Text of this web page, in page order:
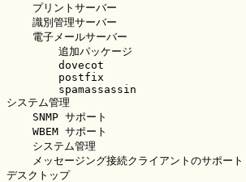
プリントサーバー
識別管理サーバー
電子メールサーバー
        追加パッケージ
dovecot
postfix
spamassassin
システム管理
SNMP サポート
WBEM サポート
システム管理
メッセージング接続クライアントのサポー
デスクトップ